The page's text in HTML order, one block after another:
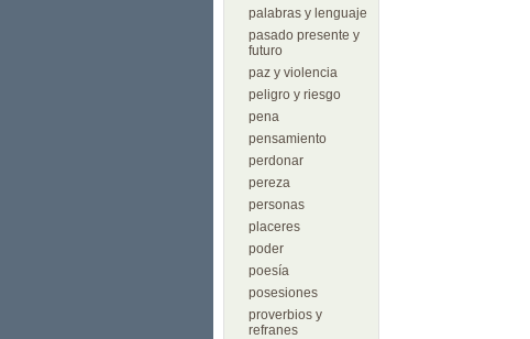
palabras y lenguaje
pasado presente y
futuro
paz y violencia
peligro y riesgo
pena
pensamiento
perdonar
pereza
personas
placeres
poder
poesía
posesiones
proverbios y
refranes